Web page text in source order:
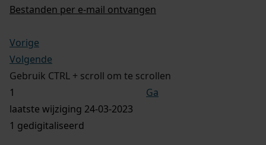
Bestanden per e-mail ontvangen
Vorige
Volgende
Gebruik CTRL + scroll om te scrollen
Ga
laatste wijziging 24-03-2023
1 gedigitaliseerd